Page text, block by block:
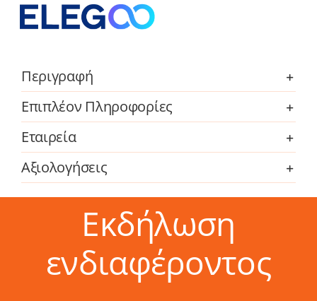
Περιγραφή
Επιπλέον Πληροφορίες
Εταιρεία
Αξιολογήσεις
Εκδήλωση
ενδιαφέροντος